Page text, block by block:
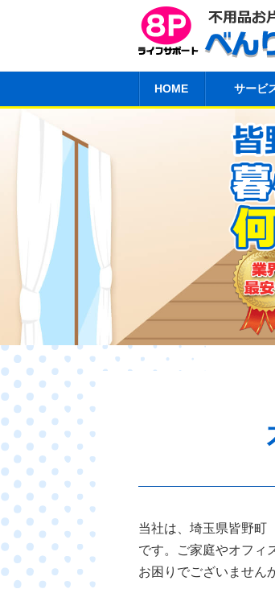
ン
HOME サービ
当社は、埼玉県皆野町
です。ご家庭やオフィ
お困りでございません